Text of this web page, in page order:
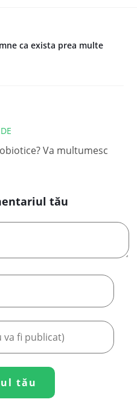
ca exista prea multe
Va multumesc
tău